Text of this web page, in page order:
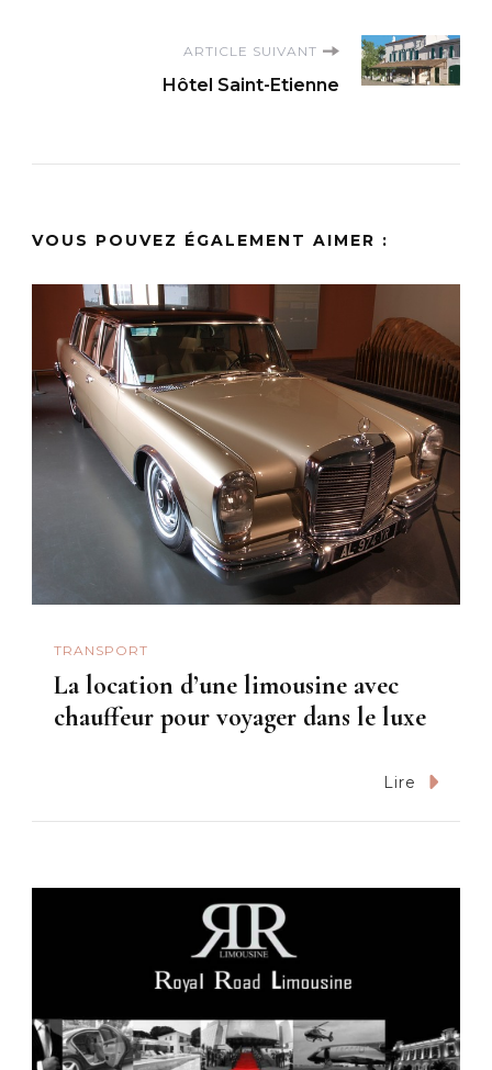
ARTICLE SUIVANT
Hôtel Saint-Etienne
VOUS POUVEZ ÉGALEMENT AIMER :
TRANSPORT
La location d’une limousine avec
chauffeur pour voyager dans le luxe
Lire